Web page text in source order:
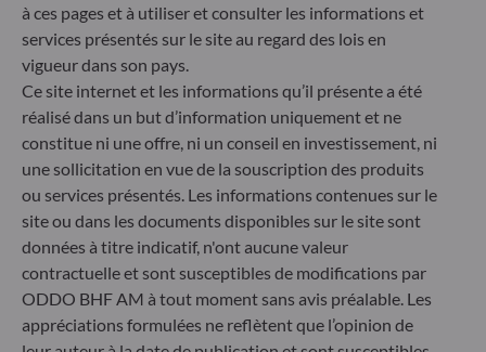
ODDO BHF Asset Management SAS*
12 boulevard de la Madeleine
75440 Paris Cedex 09
France
+33 1 44 51 80 28
Société de Gestion de Portefeuille agréée par l’Autorité des
Marchés Financiers sous le numéro GP99011
* Entité responsable du site internet
ODDO BHF Asset Management GmbH
à ces pages et à utiliser et consulter les informations et
services présentés sur le site au regard des lois en
vigueur dans son pays.
Ce site internet et les informations qu’il présente a été
réalisé dans un but d’information uniquement et ne
constitue ni une offre, ni un conseil en investissement, ni
une sollicitation en vue de la souscription des produits
ou services présentés. Les informations contenues sur le
site ou dans les documents disponibles sur le site sont
données à titre indicatif, n'ont aucune valeur
contractuelle et sont susceptibles de modifications par
ODDO BHF AM à tout moment sans avis préalable. Les
appréciations formulées ne reflètent que l’opinion de